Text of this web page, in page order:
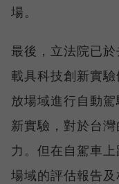
場。
最後，立法院已
載具科技創新實
放場域進行自動
新實驗，對於台
力。但在自駕車
場域的評估報告